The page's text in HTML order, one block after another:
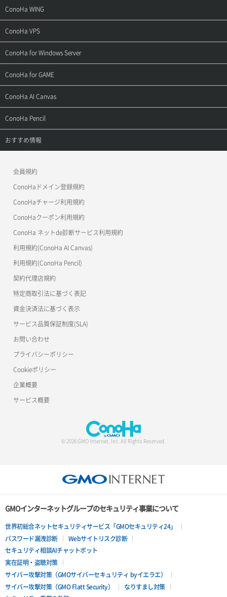
サポートトップ
ご契約・お支払い
用語集
お問い合わせ
ConoHa WING
サポートトップ
ご利用ガイド
お乗り換えガイド
よくある質問
ConoHa VPS
サポートトップ
ご利用ガイド
APIドキュメントVPS2.0
APIドキュメントVPS3.0
ConoHa for Windows Server
サポートトップ
ご利用ガイド
APIドキュメントVPS2.0
APIドキュメントVPS3.0
ConoHa for GAME
サポートトップ
ご利用ガイド
ConoHa AI Canvas
サポートトップ
ご利用ガイド
ConoHa Pencil
サポートトップ
おすすめ情報
美雲このは徹底ガイド
会員規約
ConoHaドメイン登録規約
ConoHaチャージ利用規約
ConoHaクーポン利用規約
ConoHa ネットde診断サービス利用規約
利用規約(ConoHa AI Canvas)
利用規約(ConoHa Pencil)
契約代理店規約
特定商取引法に基づく表記
資金決済法に基づく表示
サービス品質保証制度(SLA)
お問い合わせ
プライバシーポリシー
Cookieポリシー
企業概要
サービス概要
© 2026 GMO Internet, Inc. All Rights Reserved.
GMOインターネットグループのセキュリティ事業について
世界初総合ネットセキュリティサービス「GMOセキュリティ24」
パスワード漏洩診断
Webサイトリスク診断
セキュリティ相談AIチャットボット
実在証明・盗聴対策
サイバー攻撃対策（GMOサイバーセキュリティ byイエラエ）
サイバー攻撃対策（GMO Flatt Security）
なりすまし対策